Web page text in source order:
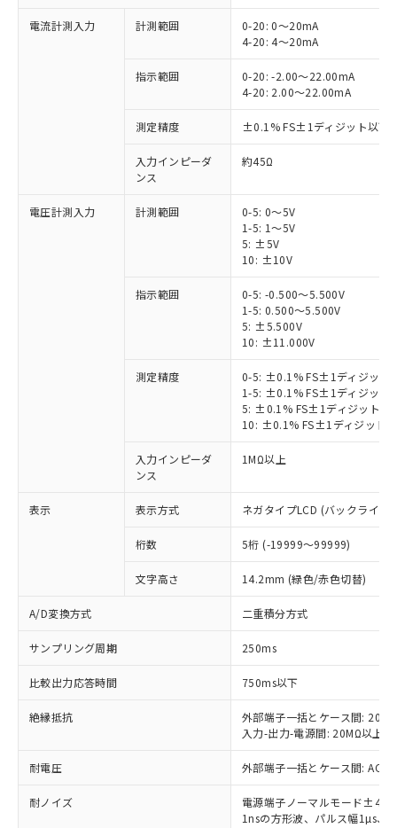
電流計測入力 計測範囲
0-20: 0～20mA
4-20: 4～20mA
指示範囲
0-20: -2.00～22.00mA
4-20: 2.00～22.00mA
測定精度 ±0.1% FS±1ディジット以
入力インピーダ
ンス
約45Ω
電圧計測入力 計測範囲
0-5: 0～5V
1-5: 1～5V
5: ±5V
10: ±10V
指示範囲
0-5: -0.500～5.500V
1-5: 0.500～5.500V
5: ±5.500V
10: ±11.000V
測定精度
0-5: ±0.1% FS±1ディジッ
1-5: ±0.1% FS±1ディジッ
5: ±0.1% FS±1ディジット
10: ±0.1% FS±1ディジット
入力インピーダ
ンス
1MΩ以上
表示 表示方式 ネガタイプLCD (バックライト
桁数 5桁 (-19999～99999)
文字高さ 14.2mm (緑色/赤色切替)
A/D変換方式 二重積分方式
サンプリング周期 250ms
比較出力応答時間 750ms以下
絶縁抵抗
外部端子一括とケース間:
入力-出力-電源間: 20MΩ以上
耐電圧 外部端子一括とケース間:
耐ノイズ
電源端子ノーマルモード
1nsの方形波、パルス幅1µs、
ご利用条件
以下の条件をお読みいただき、同意のうえ
ご利用ください。
本サービスは、当社制御機器事業取扱
(税抜)を提供させていただくもので
当社制御機器事業取扱商品の中には、
本サービスの対象外となる商品もある
ことをご了承ください。
在庫状況および標準価格照会結果は、
記載している更新日時点での社内デー
タに基づき作成されるものであり、閲
対応済み：EU RoHS指令（10物質）の
非含有に対応した製品が提供可能な商品で
対応予定：EU RoHS指令（10物質）の非含
有に対応した製品に切り替える予定のある
対応予定なし：EU RoHS指令（10物質）の
非含有に非対応の商品で、対応品を出す予
定はありません。
調査・確認中：EU RoHS指令（10物質）の
非含有の対応状況を調査中または確認中の
非該当品：ライセンス料など無形物で、有
仕入先様の事情により、非含有部品として
いたものが、含有品と判明した場合などや
むを得ず変更することがあります。
*EU RoHS指令（10物質）：
鉛(Pb) 1000ppm以下、 水銀(Hg) 1000ppm以下、 カド
※1 中国RoHS○×表
「○」：最大均質材料含有率が中国RoHSの
基準値以下であることを示します。
「×」：最大均質材料含有率が中国RoHSの
基準値を超えていることを示します。
「－」：未確認です。当社販売部門へお問
*中国RoHS10物質の基準値 (GB/T26572)：
当社は、これら貴社製品のうち、外国
為替および外国貿易法に定める商品
（以下｢規制貨物等」という）を輸出
または国外への提供する場合は、日本
国政府の輸出許可(または役務取引許